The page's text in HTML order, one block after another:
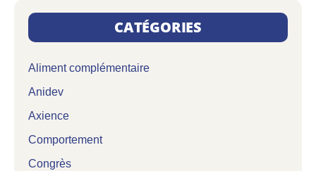
CATÉGORIES
Aliment complémentaire
Anidev
Axience
Comportement
Congrès